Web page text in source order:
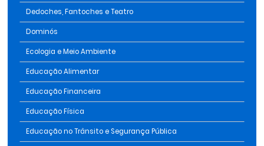
Dedoches, Fantoches e Teatro
Dominós
Ecologia e Meio Ambiente
Educação Alimentar
Educação Financeira
Educação Física
Educação no Trânsito e Segurança Pública